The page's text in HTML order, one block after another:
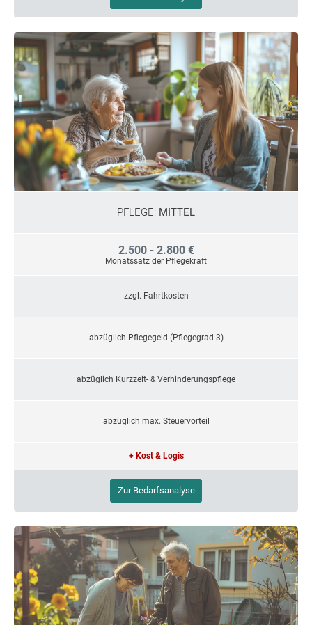
PFLEGE: MITTEL
2.500 - 2.800 €
Monatssatz der Pflegekraft
zzgl. Fahrtkosten
abzüglich Pflegegeld (Pflegegrad 3)
abzüglich Kurzzeit- & Verhinderungspflege
abzüglich max. Steuervorteil
+ Kost & Logis
Zur Bedarfsanalyse